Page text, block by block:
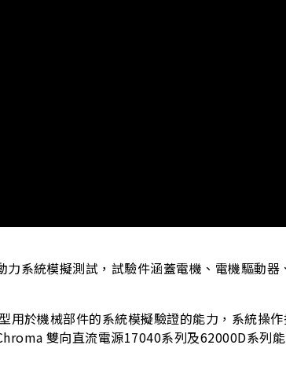
系統模擬測試，試驗件涵蓋電機、電機驅動器
於機械部件的系統模擬驗證的能力，系統操
雙向直流電源17040系列及62000D系列